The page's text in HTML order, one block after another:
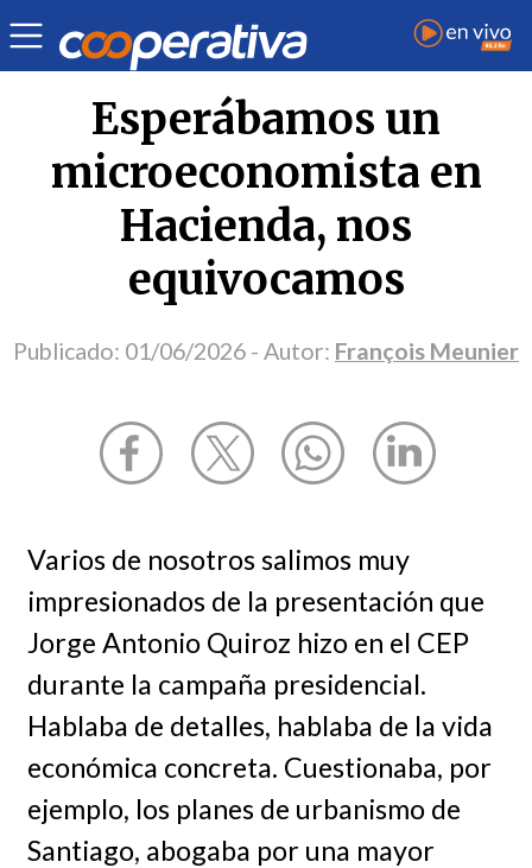
Opinión | François Meunier
Esperábamos un
microeconomista en
Hacienda, nos
equivocamos
Publicado: 01/06/2026 - Autor: François Meunier
Varios de nosotros salimos muy
impresionados de la presentación que
Jorge Antonio Quiroz hizo en el CEP
durante la campaña presidencial.
Hablaba de detalles, hablaba de la vida
económica concreta. Cuestionaba, por
ejemplo, los planes de urbanismo de
Santiago, abogaba por una mayor